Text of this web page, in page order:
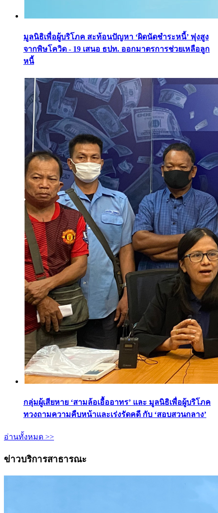
มูลนิธิเพื่อผู้บริโภค สะท้อนปัญหา ‘ผิดนัดชำระหนี้’ พุ่งสูง
จากพิษโควิด - 19 เสนอ ธปท. ออกมาตรการช่วยเหลือลูก
หนี้
กลุ่มผู้เสียหาย ‘สามล้อเอื้ออาทร’ และ มูลนิธิเพื่อผู้บริโภค
ทวงถามความคืบหน้าและเร่งรัดคดี กับ ‘สอบสวนกลาง’
อ่านทั้งหมด >>
ข่าวบริการสาธารณะ